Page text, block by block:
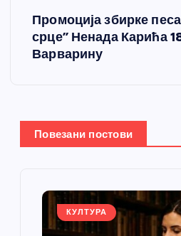
њ
Промоција збирке
срце” Ненада Карића
Варварину
Повезани постови
КУЛТУРА